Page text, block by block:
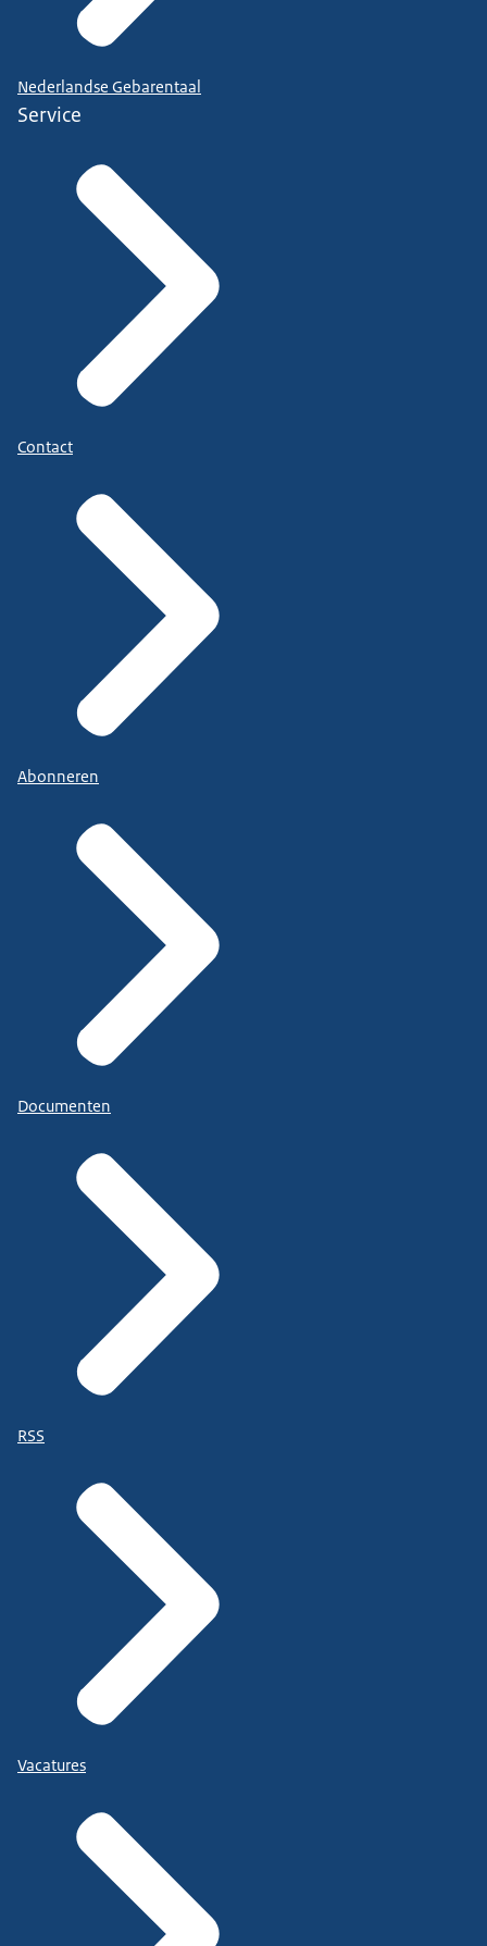
Nederlandse Gebarentaal
Service
Contact
Abonneren
Documenten
RSS
Vacatures